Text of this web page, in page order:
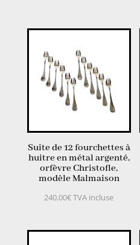
Suite de 12 fourchettes à
huitre en métal argenté,
orfèvre Christofle,
modèle Malmaison
240,00€TVA incluse